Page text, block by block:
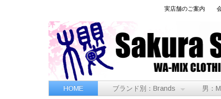
実店舗のご案内
HOME ブランド別：Brands 男：